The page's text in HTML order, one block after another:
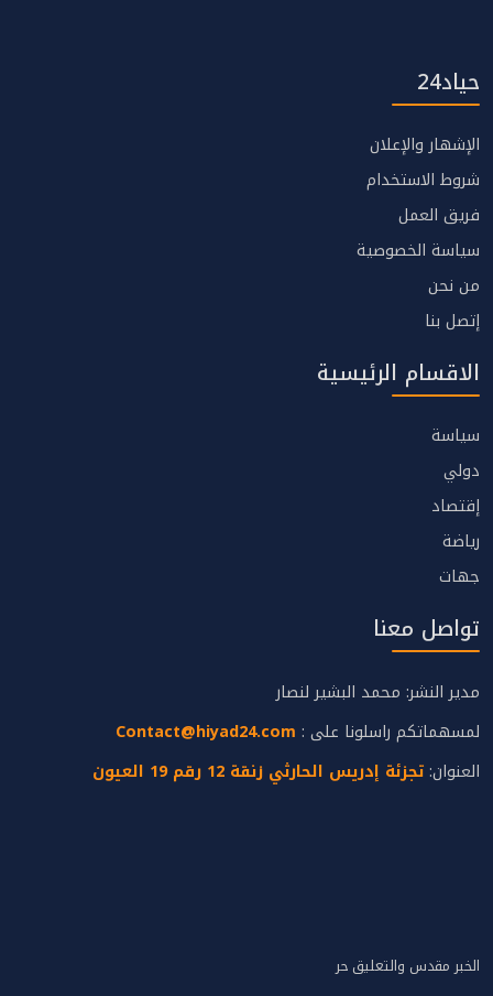
حياد24
الإشهار والإعلان
شروط الاستخدام
فريق العمل
سياسة الخصوصية
من نحن
إتصل بنا
الاقسام الرئيسية
سياسة
دولي
إقتصاد
رياضة
جهات
تواصل معنا
مدير النشر: محمد البشير لنصار
لمسهماتكم راسلونا على : Contact@hiyad24.com
العنوان:تجزئة إدريس الحارثي زنقة 12 رقم 19 العيون
الخبر مقدس والتعليق حر